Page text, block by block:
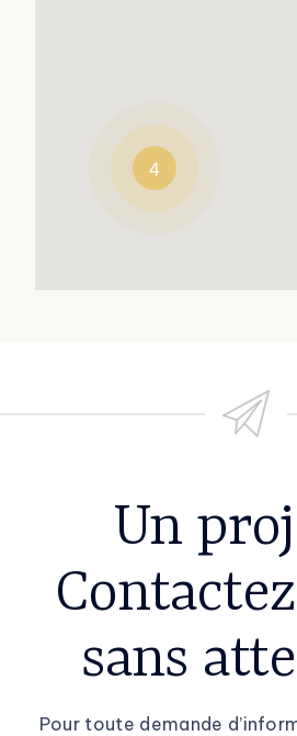
Un
sans
Pour toute demande